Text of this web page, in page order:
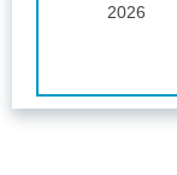
2026